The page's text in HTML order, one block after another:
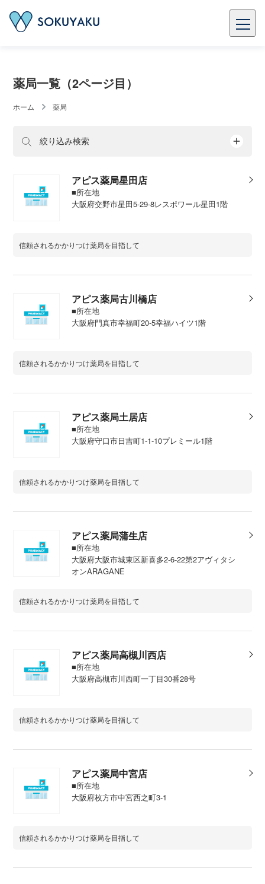
薬局一覧（2ページ目）
ホーム 薬局
絞り込み検索
アピス薬局星田店
■所在地
大阪府交野市星田5-29-8レスポワール星田1階
信頼されるかかりつけ薬局を目指して
アピス薬局古川橋店
■所在地
大阪府門真市幸福町20-5幸福ハイツ1階
信頼されるかかりつけ薬局を目指して
アピス薬局土居店
■所在地
大阪府守口市日吉町1-1-10プレミール1階
信頼されるかかりつけ薬局を目指して
アピス薬局蒲生店
■所在地
大阪府大阪市城東区新喜多2-6-22第2アヴィタシ
オンARAGANE
信頼されるかかりつけ薬局を目指して
アピス薬局高槻川西店
■所在地
大阪府高槻市川西町一丁目30番28号
信頼されるかかりつけ薬局を目指して
アピス薬局中宮店
■所在地
大阪府枚方市中宮西之町3-1
信頼されるかかりつけ薬局を目指して